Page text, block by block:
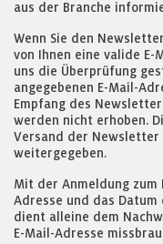
aus der Branche
Wenn Sie den
von Ihnen eine valide
uns die Überprüfung
angegebenen E-Mail-
Empfang des
werden nicht erhoben.
Versand der
weitergegeben.
Mit der Anmeldung
Adresse und das Datum
dient alleine dem
E-Mail-Adresse